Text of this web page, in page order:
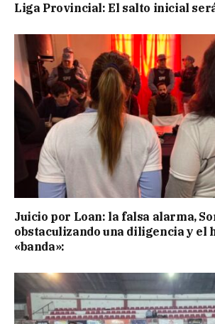
Liga Provincial: El salto inicial
Juicio por Loan: la falsa alarma,
obstaculizando una diligencia y el
«banda»: